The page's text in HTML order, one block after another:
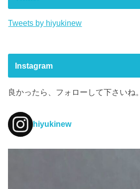
Tweets by hiyukinew
Instagram
良かったら、フォローして下さいね。
hiyukinew